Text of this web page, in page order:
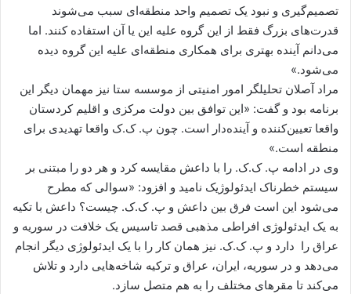
تصمیم‌گیری و نبود یک تصمیم واحد منطقه‌ای سبب می‌شوند
قدرت‌های بزرگ فقط از این گروه علیه این یا آن استفاده کنند. اما
می‌دانم آینده بهتری برای همکاری منطقه‌ای علیه این گروه دیده
می‌شود.»
مراد آصلان تحلیلگر امور امنیتی از موسسه ستا نیز مهمان دیگر این
برنامه بود و گفت: «این توافق بین دولت مرکزی و اقلیم کردستان
واقعا تعیین‌کننده و آینده‌دار است. چون پ. ک.ک واقعا تهدیدی برای
منطقه است.»
وی در ادامه پ. ک.ک. را با داعش مقایسه کرد و هر دو را مبتنی بر
سیستم خطرناک ایدئولوژیک نامید و افزود: «سوالی که مطرح
می‌شود این است فرق بین داعش و پ. ک.ک. چیست؟ داعش با تکیه
به یک ایدئولوژی افراطی مذهبی قصد تاسیس یک خلافت در سوریه و
عراق را دارد و پ. ک.ک. نیز همان کار را با یک ایدئولوژی دیگر انجام
می‌دهد و در سوریه، ایران، عراق و ترکیه شاخه‌هایی دارد و تلاش
می‌کند تا مقرهای مختلف را به هم متصل سازد.